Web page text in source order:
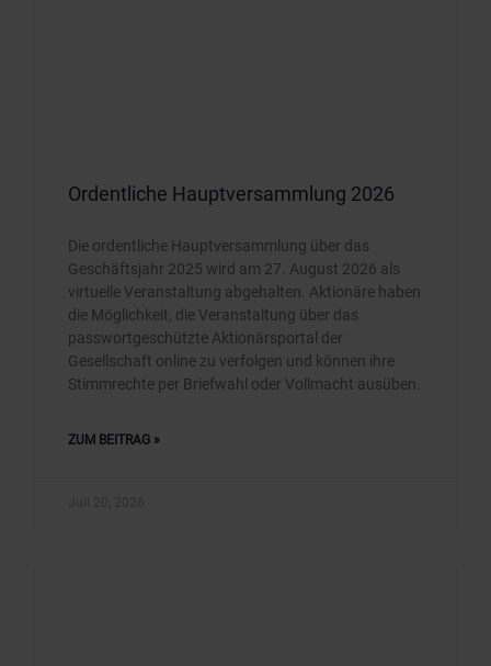
Ordentliche Hauptversammlung 2026
Die ordentliche Hauptversammlung über das
Geschäftsjahr 2025 wird am 27. August 2026 als
virtuelle Veranstaltung abgehalten. Aktionäre haben
die Möglichkeit, die Veranstaltung über das
passwortgeschützte Aktionärsportal der
Gesellschaft online zu verfolgen und können ihre
Stimmrechte per Briefwahl oder Vollmacht ausüben.
ZUM BEITRAG »